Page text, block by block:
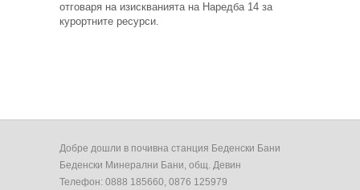
отговаря на изискванията на Наредба 14 за
курортните ресурси.
Добре дошли в почивна станция Беденски Бани
Беденски Минерални Бани, общ. Девин
Телефон: 0888 185660, 0876 125979